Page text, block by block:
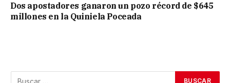
Dos apostadores ganaron un pozo récord de $645
millones en la Quiniela Poceada